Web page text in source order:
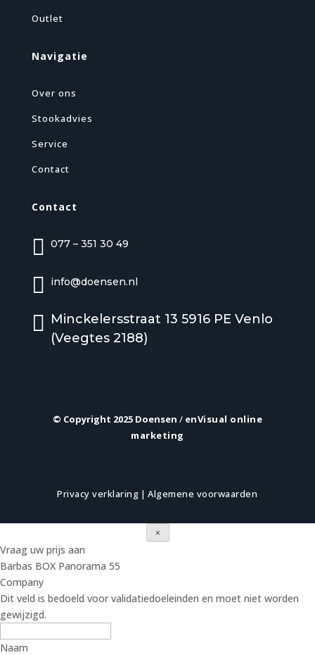
Outlet
Navigatie
Over ons
Stookadvies
Service
Contact
Contact
 077 – 351 30 49
 info@doensen.nl
 Minckelersstraat 13 5916 PE Venlo
(Veegtes 2188)
© Copyright 2025 Doensen / enVisual online
marketing
Privacy verklaring |Algemene voorwaarden
×
Vraag uw prijs aan
Barbas BOX Panorama 55
Company
Dit veld is bedoeld voor validatiedoeleinden en moet niet worden
gewijzigd.
Naam